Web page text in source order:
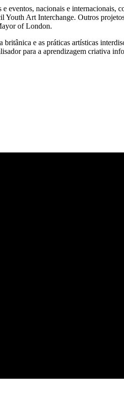
eventos, nacionais e
Youth Art Interchange. Outros
of London.
e as práticas artísticas
para a aprendizagem criativa